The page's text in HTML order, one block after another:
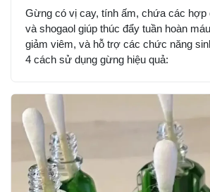
Gừng có vị cay, tính ấm, chứa các hợp
và shogaol giúp thúc đẩy tuần hoàn
giảm viêm, và hỗ trợ các chức năng
4 cách sử dụng gừng hiệu quả: